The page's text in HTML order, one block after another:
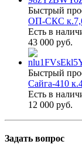
Быстрый
ОП-СКС
Есть в
43 000 руб.
Быстрый
Сайга-410
Есть в
12 000 руб.
Задать вопрос